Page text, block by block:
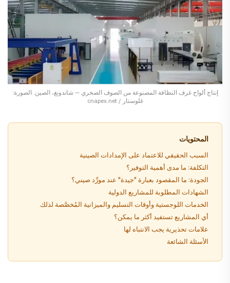
إنتاج ألواح غرف النظافة المصنوعة من الصوف الصخري — شاندونغ، الصين. الصورة:
غلوستار / cnapex.net
المحتويات
السبب الحقيقي للاعتماد على الإمدادات الصينية
التكلفة: ما مدى أهمية التوفير؟
الجودة: ما المقصود بعبارة "جيدة" عند مورِّد صيني؟
الشهادات المطلوبة للمشاريع الدولية
الخدمات اللوجستية وأوقات التسليم والميزانية المُخصَّصة لذلك
أي المشاريع تستفيد أكثر ما يمكن؟
علامات تحذيرية يجب الانتباه لها
الأسئلة الشائعة